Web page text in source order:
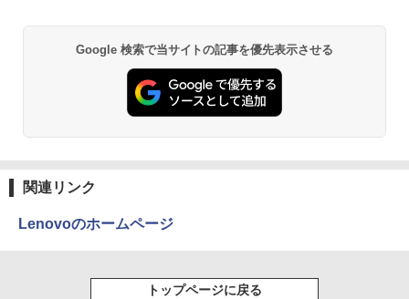
チ Windows 11 Pro 送料無料 保証付き
2 省電力 小型パソコン
Google 検索で当サイトの記事を優先表示させる
関連リンク
Lenovoのホームページ
トップページに戻る